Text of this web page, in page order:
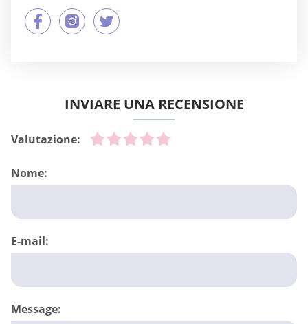
INVIARE UNA RECENSIONE
Valutazione:
Nome:
E-mail:
Message: